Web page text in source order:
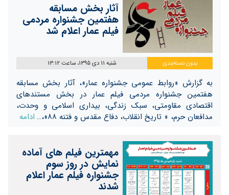
آثار بخش مسابقه
هفتمین جشنواره مردمی
فیلم عمار اعلام شد
بدون دسته‌بندی شنبه 11 دی 1395، ساعت 13:12
به گزارش «روابط عمومی جشنواره عمار»، آثار بخش مسابقه
هفتمین جشنواره مردمی فیلم عمار در بخش مستندهای
اقتصادی مقاومتی، سبک زندگی، بیداری اسلامی و وحدت،
مدافعان حرم، « تاریخ انقلاب، دفاع مقدس و فتنه ۸۸»،…
ادامه
مهمترین فیلم های آماده
نمایش در روز سوم
جشنواره فیلم عمار اعلام
شدند